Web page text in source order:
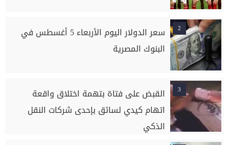
2
سعر الدولار اليوم الأربعاء 5 أغسطس في
البنوك المصرية
3
القبض على فتاة بتهمة اختلاق واقعة
اتهام كيدي لسائق بإحدى شركات النقل
الذكي